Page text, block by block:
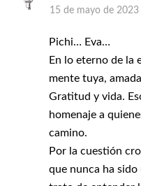
15 de mayo de 2023
Pichi… Eva…
En lo eterno de la
mente tuya,
Gratitud y vida.
homenaje a
camino.
Por la cuestión
que nunca ha